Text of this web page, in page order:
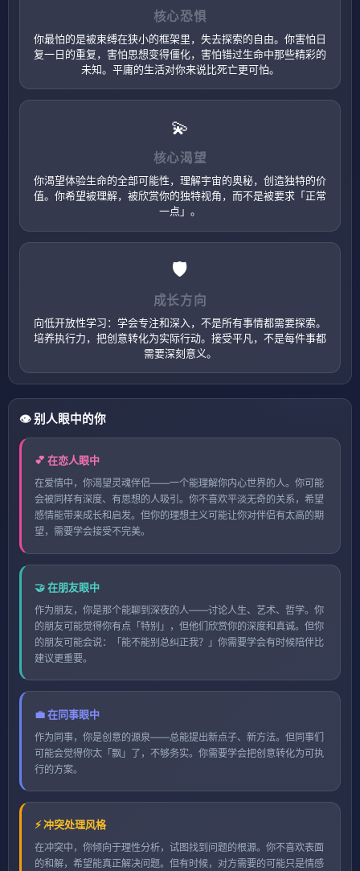
核心恐惧
你最怕的是被束缚在狭小的框架里，失去探索的自由。你害怕日
复一日的重复，害怕思想变得僵化，害怕错过生命中那些精彩的
未知。平庸的生活对你来说比死亡更可怕。
💫
核心渴望
你渴望体验生命的全部可能性，理解宇宙的奥秘，创造独特的价
值。你希望被理解，被欣赏你的独特视角，而不是被要求「正常
一点」。
🛡️
成长方向
向低开放性学习：学会专注和深入，不是所有事情都需要探索。
培养执行力，把创意转化为实际行动。接受平凡，不是每件事都
需要深刻意义。
👁️ 别人眼中的你
💕 在恋人眼中
在爱情中，你渴望灵魂伴侣——一个能理解你内心世界的人。你可能
会被同样有深度、有思想的人吸引。你不喜欢平淡无奇的关系，希望
感情能带来成长和启发。但你的理想主义可能让你对伴侣有太高的期
望，需要学会接受不完美。
🤝 在朋友眼中
作为朋友，你是那个能聊到深夜的人——讨论人生、艺术、哲学。你
的朋友可能觉得你有点「特别」，但他们欣赏你的深度和真诚。但你
的朋友可能会说：「能不能别总纠正我？」你需要学会有时候陪伴比
建议更重要。
💼 在同事眼中
作为同事，你是创意的源泉——总能提出新点子、新方法。但同事们
可能会觉得你太「飘」了，不够务实。你需要学会把创意转化为可执
行的方案。
⚡ 冲突处理风格
在冲突中，你倾向于理性分析，试图找到问题的根源。你不喜欢表面
的和解，希望能真正解决问题。但有时候，对方需要的可能只是情感